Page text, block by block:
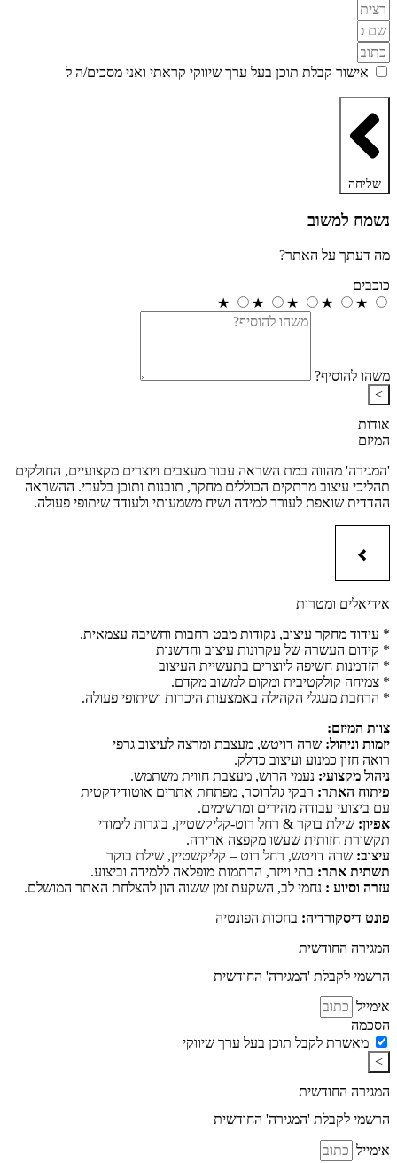
אישור קבלת תוכן בעל ערך שיווקי קראתי ואני מסכים/ה ל
שליחה
נשמח למשוב
מה דעתך על האתר?
כוכבים
★
★
★
★
★
משהו להוסיף?
>
אודות
המיזם
'המגירה' מהווה במת השראה עבור מעצבים ויוצרים מקצועיים, החולקים
תהליכי עיצוב מרתקים הכוללים מחקר, תובנות ותוכן בלעדי. ההשראה
ההדדית שואפת לעורר למידה ושיח משמעותי ולעודד שיתופי פעולה.
אידיאלים ומטרות
* עידוד מחקר עיצוב, נקודות מבט רחבות וחשיבה עצמאית.
* קידום העשרה של עקרונות עיצוב וחדשנות
* הזדמנות חשיפה ליוצרים בתעשיית העיצוב
* צמיחה קולקטיבית ומקום למשוב מקדם.
* הרחבת מעגלי הקהילה באמצעות היכרות ושיתופי פעולה.
צוות המיזם:
יזמות וניהול: שרה דויטש, מעצבת ומרצה לעיצוב גרפי
רואה חזון כמנוע ועיצוב כדלק.
ניהול מקצועי: נעמי הרוש, מעצבת חווית משתמש.
פיתוח האתר: רבקי גולדוסר, מפתחת אתרים אוטודידקטית
עם ביצועי עבודה מהירים ומרשימים.
אפיון: שילת בוקר & רחל רוט-קליקשטיין, בוגרות לימודי
תקשורת חזותית שעשו מקפצה אדירה.
עיצוב: שרה דויטש, רחל רוט – קליקשטיין, שילת בוקר
תשתית אתר: בתי וייזר, הרתמות מופלאה ללמידה וביצוע.
עזרה וסיוע : נחמי לב, השקעת זמן ששוה הון להצלחת האתר המושלם.
פונט דיסקורדיה: בחסות הפונטיה
המגירה החודשית
הרשמי לקבלת 'המגירה' החודשית
אימייל
הסכמה
מאשרת לקבל תוכן בעל ערך שיווקי
>
המגירה החודשית
הרשמי לקבלת 'המגירה' החודשית
אימייל